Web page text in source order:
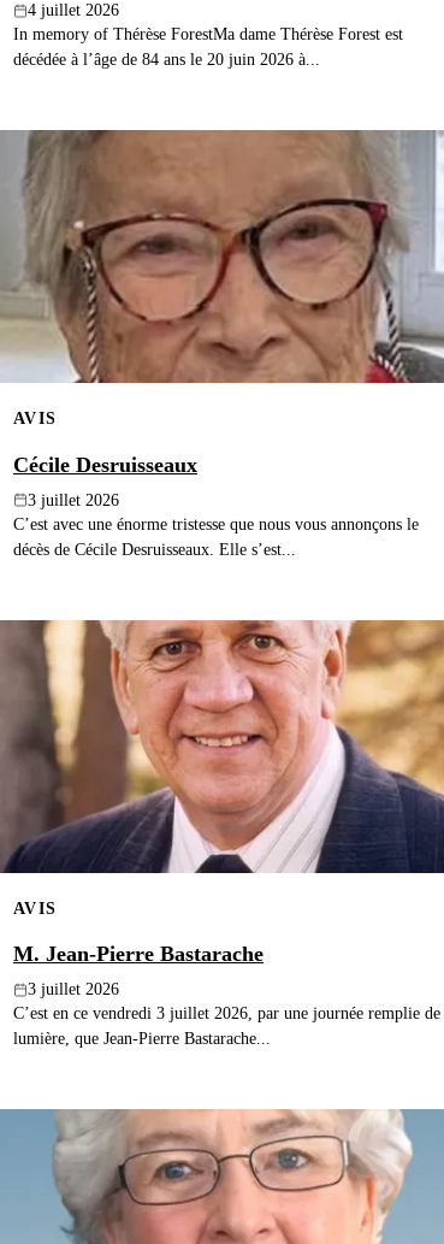
4 juillet 2026
In memory of Thérèse ForestMa dame Thérèse Forest est
décédée à l’âge de 84 ans le 20 juin 2026 à...
AVIS
Cécile Desruisseaux
3 juillet 2026
C’est avec une énorme tristesse que nous vous annonçons le
décès de Cécile Desruisseaux. Elle s’est...
AVIS
M. Jean-Pierre Bastarache
3 juillet 2026
C’est en ce vendredi 3 juillet 2026, par une journée remplie de
lumière, que Jean-Pierre Bastarache...